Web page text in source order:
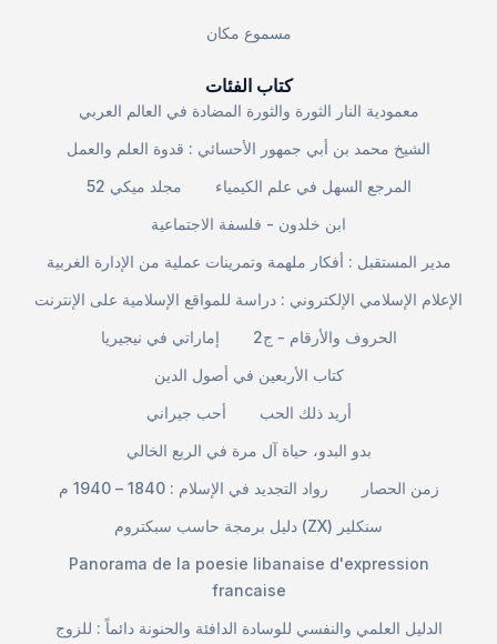
مسموع مكان
كتاب الفئات
معمودية النار الثورة والثورة المضادة في العالم العربي
الشيخ محمد بن أبي جمهور الأحسائي : قدوة العلم والعمل
مجلد ميكي 52
المرجع السهل في علم الكيمياء
ابن خلدون - فلسفة الاجتماعية
مدير المستقبل : أفكار ملهمة وتمرينات عملية من الإدارة الغربية
الإعلام الإسلامي الإلكتروني : دراسة للمواقع الإسلامية على الإنترنت
إماراتي في نيجيريا
الحروف والأرقام - ج2
كتاب الأربعين في أصول الدين
أحب جيراني
أريد ذلك الحب
بدو البدو، حياة آل مرة في الربع الخالي
رواد التجديد في الإسلام : 1840 – 1940 م
زمن الحصار
دليل برمجة حاسب سبكتروم (ZX) سنكلير
Panorama de la poesie libanaise d'expression
francaise
الدليل العلمي والنفسي للوسادة الدافئة والحنونة دائماً : للزوج